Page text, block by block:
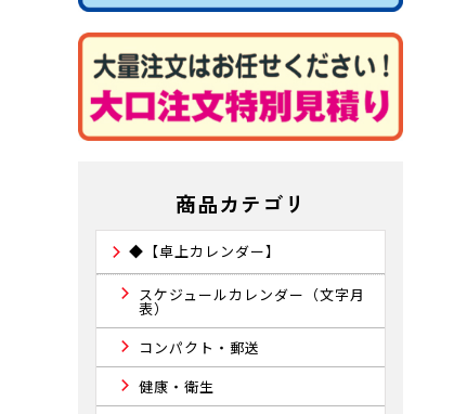
商品カテゴリ
◆【卓上カレンダー】
スケジュールカレンダー（文字月
表）
コンパクト・郵送
健康・衛生